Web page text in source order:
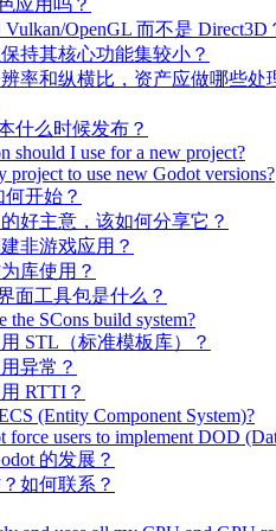
应用吗？
OpenGL 而不是 Direct3D
持其核心功能集较小？
率和纵横比，资产应做哪些处
什么时候发布？
should I use for a new project?
project to use new Godot versions?
开始？
好主意，该如何分享它？
非游戏应用？
库使用？
面工具包是什么？
the SCons build system?
STL（标准模板库）？
异常？
RTTI？
(Entity Component System)?
force users to implement DOD
的发展？
如何联系？